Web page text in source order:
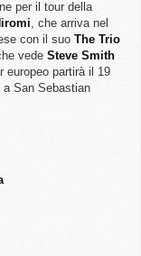
per il tour della
, che arriva nel
con il suo The Trio
vede Steve Smith
europeo partirà il 19
San Sebastian